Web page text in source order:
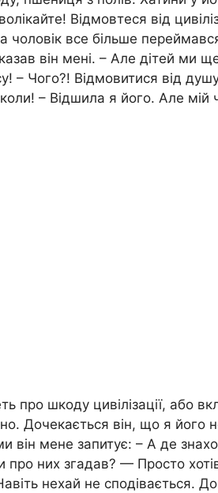
Відмовтеся від
чоловік все більше
він мені. – Але дітей ми
– Чого?! Відмовитися від
– Відшила я його. Але мій
про шкоду цивілізації, або
Дочекається він, що я його
він мене запитує: – А де
про них згадав? — Просто
нехай не сподівається.